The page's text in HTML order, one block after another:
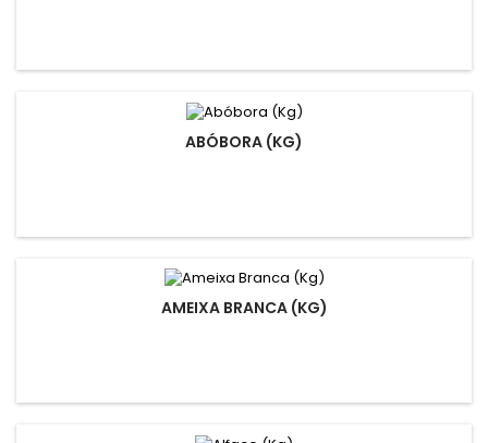
ABÓBORA (KG)
AMEIXA BRANCA (KG)